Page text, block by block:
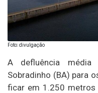
Foto: divulgação
A defluência média
Sobradinho (BA) para
ficar em 1.250 metros